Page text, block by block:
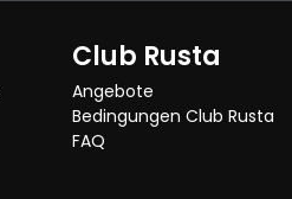
Club Rusta
Angebote
Bedingungen Club Rusta
FAQ